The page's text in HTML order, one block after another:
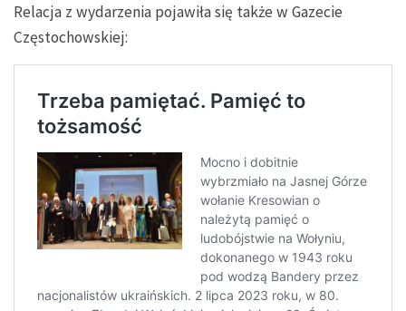
Relacja z wydarzenia pojawiła się także w Gazecie
Częstochowskiej: